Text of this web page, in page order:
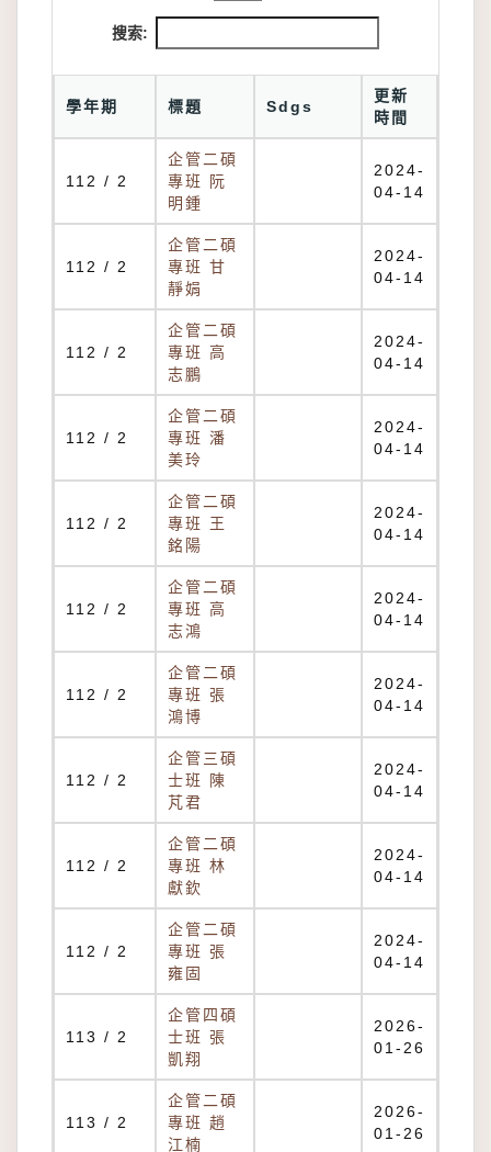
搜索:
學年期 標題 Sdgs
更新
時間
112 / 2
企管二碩
專班 阮
明鍾
2024-
04-14
112 / 2
企管二碩
專班 甘
靜娟
2024-
04-14
112 / 2
企管二碩
專班 高
志鵬
2024-
04-14
112 / 2
企管二碩
專班 潘
美玲
2024-
04-14
112 / 2
企管二碩
專班 王
銘陽
2024-
04-14
112 / 2
企管二碩
專班 高
志鴻
2024-
04-14
112 / 2
企管二碩
專班 張
鴻博
2024-
04-14
112 / 2
企管三碩
士班 陳
芃君
2024-
04-14
112 / 2
企管二碩
專班 林
獻欽
2024-
04-14
112 / 2
企管二碩
專班 張
雍固
2024-
04-14
113 / 2
企管四碩
士班 張
凱翔
2026-
01-26
113 / 2
企管二碩
專班 趙
江楠
2026-
01-26